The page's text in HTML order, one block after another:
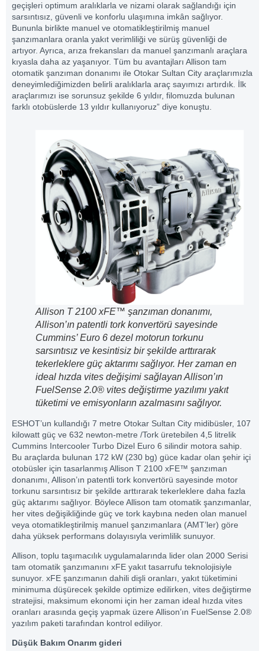
geçişleri optimum aralıklarla ve nizami olarak sağlandığı için
sarsıntısız, güvenli ve konforlu ulaşımına imkân sağlıyor.
Bununla birlikte manuel ve otomatikleştirilmiş manuel
şanzımanlara oranla yakıt verimliliği ve sürüş güvenliği de
artıyor. Ayrıca, arıza frekansları da manuel şanzımanlı araçlara
kıyasla daha az yaşanıyor. Tüm bu avantajları Allison tam
otomatik şanzıman donanımı ile Otokar Sultan City araçlarımızla
deneyimlediğimizden belirli aralıklarla araç sayımızı artırdık. İlk
araçlarımızı ise sorunsuz şekilde 6 yıldır, filomuzda bulunan
farklı otobüslerde 13 yıldır kullanıyoruz” diye konuştu.
Allison T 2100 xFE™ şanzıman donanımı,
Allison’ın patentli tork konvertörü sayesinde
Cummins’ Euro 6 dezel motorun torkunu
sarsıntısız ve kesintisiz bir şekilde arttırarak
tekerleklere güç aktarımı sağlıyor. Her zaman en
ideal hızda vites değişimi sağlayan Allison’ın
FuelSense 2.0® vites değiştirme yazılımı yakıt
tüketimi ve emisyonların azalmasını sağlıyor.
ESHOT’un kullandığı 7 metre Otokar Sultan City midibüsler, 107
kilowatt güç ve 632 newton-metre /Tork üretebilen 4,5 litrelik
Cummins Intercooler Turbo Dizel Euro 6 silindir motora sahip.
Bu araçlarda bulunan 172 kW (230 bg) güce kadar olan şehir içi
otobüsler için tasarlanmış Allison T 2100 xFE™ şanzıman
donanımı, Allison’ın patentli tork konvertörü sayesinde motor
torkunu sarsıntısız bir şekilde arttırarak tekerleklere daha fazla
güç aktarımı sağlıyor. Böylece Allison tam otomatik şanzımanlar,
her vites değişikliğinde güç ve tork kaybına neden olan manuel
veya otomatikleştirilmiş manuel şanzımanlara (AMT’ler) göre
daha yüksek performans dolayısıyla verimlilik sunuyor.
Allison, toplu taşımacılık uygulamalarında lider olan 2000 Serisi
tam otomatik şanzımanını xFE yakıt tasarrufu teknolojisiyle
sunuyor. xFE şanzımanın dahili dişli oranları, yakıt tüketimini
minimuma düşürecek şekilde optimize edilirken, vites değiştirme
stratejisi, maksimum ekonomi için her zaman ideal hızda vites
oranları arasında geçiş yapmak üzere Allison’ın FuelSense 2.0®
yazılım paketi tarafından kontrol ediliyor.
Düşük Bakım Onarım gideri